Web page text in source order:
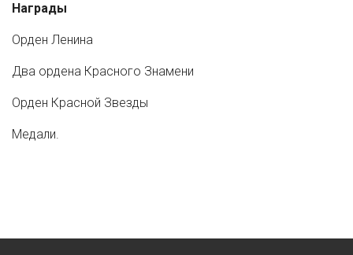
Награды
Орден Ленина
Два ордена Красного Знамени
Орден Красной Звезды
Медали.